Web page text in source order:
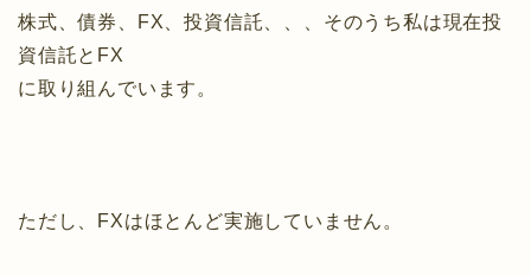
株式、債券、FX、投資信託、、、そのうち私は現在投
資信託とFX
に取り組んでいます。
ただし、FXはほとんど実施していません。